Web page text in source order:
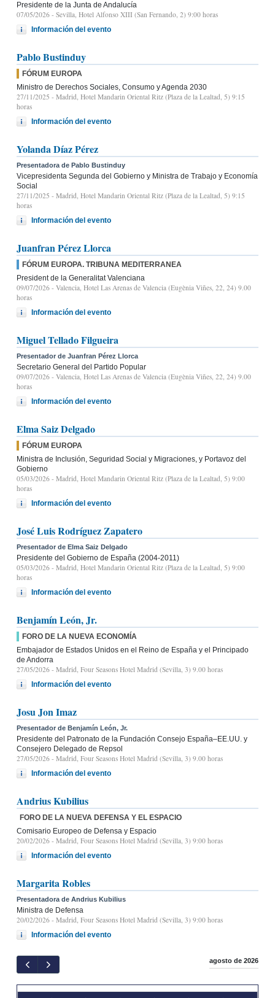
Presidente de la Junta de Andalucía
07/05/2026 - Sevilla, Hotel Alfonso XIII (San Fernando, 2) 9:00 horas
Información del evento
Pablo Bustinduy
FÓRUM EUROPA
Ministro de Derechos Sociales, Consumo y Agenda 2030
27/11/2025 - Madrid, Hotel Mandarin Oriental Ritz (Plaza de la Lealtad, 5) 9:15
horas
Información del evento
Yolanda Díaz Pérez
Presentadora de Pablo Bustinduy
Vicepresidenta Segunda del Gobierno y Ministra de Trabajo y Economía
Social
27/11/2025 - Madrid, Hotel Mandarin Oriental Ritz (Plaza de la Lealtad, 5) 9:15
horas
Información del evento
Juanfran Pérez Llorca
FÓRUM EUROPA. TRIBUNA MEDITERRANEA
President de la Generalitat Valenciana
09/07/2026 - Valencia, Hotel Las Arenas de Valencia (Eugènia Viñes, 22, 24) 9.00
horas
Información del evento
Miguel Tellado Filgueira
Presentador de Juanfran Pérez Llorca
Secretario General del Partido Popular
09/07/2026 - Valencia, Hotel Las Arenas de Valencia (Eugènia Viñes, 22, 24) 9.00
horas
Información del evento
Elma Saiz Delgado
FÓRUM EUROPA
Ministra de Inclusión, Seguridad Social y Migraciones, y Portavoz del
Gobierno
05/03/2026 - Madrid, Hotel Mandarin Oriental Ritz (Plaza de la Lealtad, 5) 9:00
horas
Información del evento
José Luis Rodríguez Zapatero
Presentador de Elma Saiz Delgado
Presidente del Gobierno de España (2004-2011)
05/03/2026 - Madrid, Hotel Mandarin Oriental Ritz (Plaza de la Lealtad, 5) 9:00
horas
Información del evento
Benjamín León, Jr.
FORO DE LA NUEVA ECONOMÍA
Embajador de Estados Unidos en el Reino de España y el Principado
de Andorra
27/05/2026 - Madrid, Four Seasons Hotel Madrid (Sevilla, 3) 9.00 horas
Información del evento
Josu Jon Imaz
Presentador de Benjamín León, Jr.
Presidente del Patronato de la Fundación Consejo España–EE.UU. y
Consejero Delegado de Repsol
27/05/2026 - Madrid, Four Seasons Hotel Madrid (Sevilla, 3) 9.00 horas
Información del evento
Andrius Kubilius
FORO DE LA NUEVA DEFENSA Y EL ESPACIO
Comisario Europeo de Defensa y Espacio
20/02/2026 - Madrid, Four Seasons Hotel Madrid (Sevilla, 3) 9:00 horas
Información del evento
Margarita Robles
Presentadora de Andrius Kubilius
Ministra de Defensa
20/02/2026 - Madrid, Four Seasons Hotel Madrid (Sevilla, 3) 9:00 horas
Información del evento
agosto de 2026